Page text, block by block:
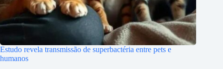
Estudo revela transmissão de superbactéria entre pets e
humanos